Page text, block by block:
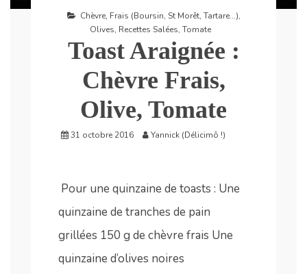
Chèvre, Frais (Boursin, St Morêt, Tartare...),
Olives, Recettes Salées, Tomate
Toast Araignée :
Chèvre Frais,
Olive, Tomate
31 octobre 2016 Yannick (Délicimô !)
Pour une quinzaine de toasts : Une
quinzaine de tranches de pain
grillées 150 g de chèvre frais Une
quinzaine d’olives noires